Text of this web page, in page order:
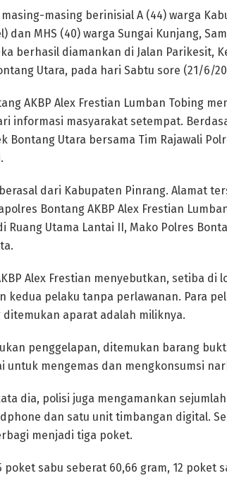
masing berinisial A (44) warga
dan MHS (40) warga Sungai Kunjang,
berhasil diamankan di Jalan Parikesit,
Utara, pada hari Sabtu sore (21/6/
AKBP Alex Frestian Lumban Tobing
informasi masyarakat setempat.
Bontang Utara bersama Tim Rajawali
berasal dari Kabupaten Pinrang. Alamat
Bontang AKBP Alex Frestian
Ruang Utama Lantai II, Mako Polres
Alex Frestian menyebutkan, setiba di
kedua pelaku tanpa perlawanan. Para
aparat adalah miliknya.
penggelapan, ditemukan barang
untuk mengemas dan mengkonsumsi
dia, polisi juga mengamankan
dan satu unit timbangan digital.
menjadi tiga poket.
poket sabu seberat 60,66 gram, 12 poket